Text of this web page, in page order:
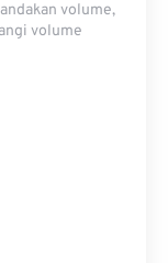
volume,
volume